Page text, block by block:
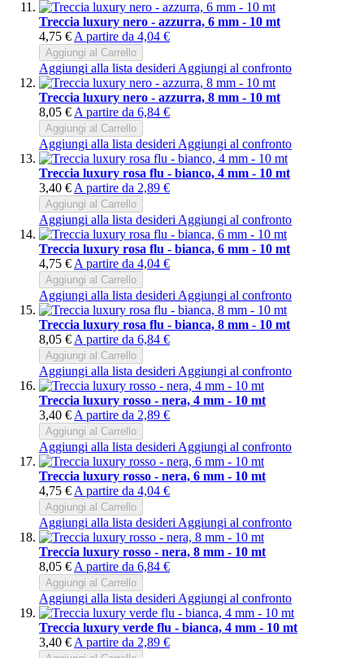
Treccia luxury nero - azzurra, 6 mm - 10 mt
4,75 € A partire da 4,04 €
Aggiungi al Carrello
Aggiungi alla lista desideri Aggiungi al confronto
Treccia luxury nero - azzurra, 8 mm - 10 mt
8,05 € A partire da 6,84 €
Aggiungi al Carrello
Aggiungi alla lista desideri Aggiungi al confronto
Treccia luxury rosa flu - bianco, 4 mm - 10 mt
3,40 € A partire da 2,89 €
Aggiungi al Carrello
Aggiungi alla lista desideri Aggiungi al confronto
Treccia luxury rosa flu - bianca, 6 mm - 10 mt
4,75 € A partire da 4,04 €
Aggiungi al Carrello
Aggiungi alla lista desideri Aggiungi al confronto
Treccia luxury rosa flu - bianca, 8 mm - 10 mt
8,05 € A partire da 6,84 €
Aggiungi al Carrello
Aggiungi alla lista desideri Aggiungi al confronto
Treccia luxury rosso - nera, 4 mm - 10 mt
3,40 € A partire da 2,89 €
Aggiungi al Carrello
Aggiungi alla lista desideri Aggiungi al confronto
Treccia luxury rosso - nera, 6 mm - 10 mt
4,75 € A partire da 4,04 €
Aggiungi al Carrello
Aggiungi alla lista desideri Aggiungi al confronto
Treccia luxury rosso - nera, 8 mm - 10 mt
8,05 € A partire da 6,84 €
Aggiungi al Carrello
Aggiungi alla lista desideri Aggiungi al confronto
Treccia luxury verde flu - bianca, 4 mm - 10 mt
3,40 € A partire da 2,89 €